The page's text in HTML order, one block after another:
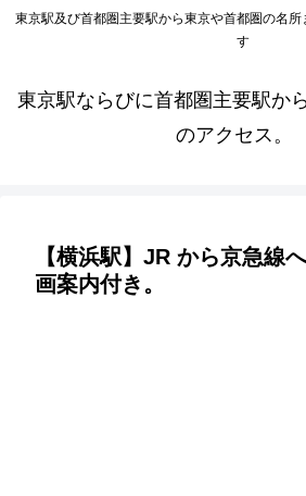
東京駅及び首都圏主要駅から東京や首都圏の名所
す
東京駅ならびに首都圏主要駅か
のアクセス。
【横浜駅】JR から京急線
画案内付き。